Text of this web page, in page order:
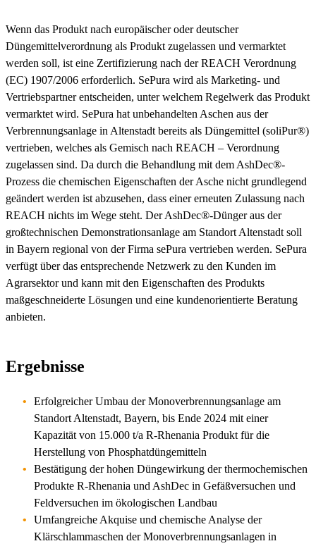
Wenn das Produkt nach europäischer oder deutscher
Düngemittelverordnung als Produkt zugelassen und vermarktet
werden soll, ist eine Zertifizierung nach der REACH Verordnung
(EC) 1907/2006 erforderlich. SePura wird als Marketing- und
Vertriebspartner entscheiden, unter welchem Regelwerk das Produkt
vermarktet wird. SePura hat unbehandelten Aschen aus der
Verbrennungsanlage in Altenstadt bereits als Düngemittel (soliPur®)
vertrieben, welches als Gemisch nach REACH – Verordnung
zugelassen sind. Da durch die Behandlung mit dem AshDec®-
Prozess die chemischen Eigenschaften der Asche nicht grundlegend
geändert werden ist abzusehen, dass einer erneuten Zulassung nach
REACH nichts im Wege steht. Der AshDec®-Dünger aus der
großtechnischen Demonstrationsanlage am Standort Altenstadt soll
in Bayern regional von der Firma sePura vertrieben werden. SePura
verfügt über das entsprechende Netzwerk zu den Kunden im
Agrarsektor und kann mit den Eigenschaften des Produkts
maßgeschneiderte Lösungen und eine kundenorientierte Beratung
anbieten.
Ergebnisse
Erfolgreicher Umbau der Monoverbrennungsanlage am
Standort Altenstadt, Bayern, bis Ende 2024 mit einer
Kapazität von 15.000 t/a R-Rhenania Produkt für die
Herstellung von Phosphatdüngemitteln
Bestätigung der hohen Düngewirkung der thermochemischen
Produkte R-Rhenania und AshDec in Gefäßversuchen und
Feldversuchen im ökologischen Landbau
Umfangreiche Akquise und chemische Analyse der
Klärschlammaschen der Monoverbrennungsanlagen in